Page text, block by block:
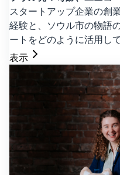
スタートアップ企業の創
経験と、ソウル市の物語
ートをどのように活用し
表示